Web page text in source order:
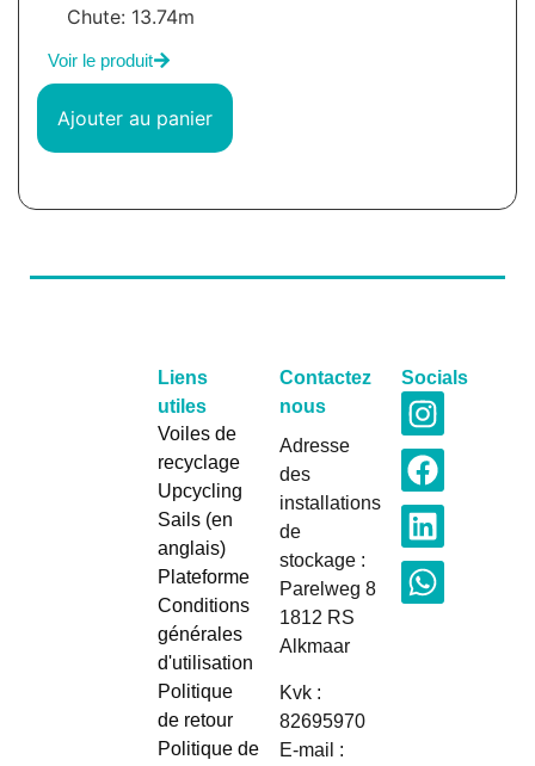
Chute: 13.74m
Voir le produit
Ajouter au panier
Liens
utiles
Voiles de
recyclage
Upcycling
Sails (en
anglais)
Plateforme
Conditions
générales
d'utilisation
Politique
de retour
Politique de
Contactez
nous
Adresse
des
installations
de
stockage :
Parelweg 8
1812 RS
Alkmaar
Kvk :
82695970
E-mail :
Socials